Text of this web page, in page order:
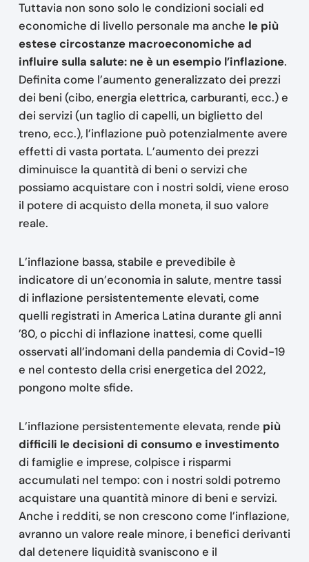
Tuttavia non sono solo le condizioni sociali ed
economiche di livello personale ma anche le più
estese circostanze macroeconomiche ad
influire sulla salute: ne è un esempio l’inflazione.
Definita come l’aumento generalizzato dei prezzi
dei beni (cibo, energia elettrica, carburanti, ecc.) e
dei servizi (un taglio di capelli, un biglietto del
treno, ecc.), l’inflazione può potenzialmente avere
effetti di vasta portata. L’aumento dei prezzi
diminuisce la quantità di beni o servizi che
possiamo acquistare con i nostri soldi, viene eroso
il potere di acquisto della moneta, il suo valore
reale.
L’inflazione bassa, stabile e prevedibile è
indicatore di un’economia in salute, mentre tassi
di inflazione persistentemente elevati, come
quelli registrati in America Latina durante gli anni
’80, o picchi di inflazione inattesi, come quelli
osservati all’indomani della pandemia di Covid-19
e nel contesto della crisi energetica del 2022,
pongono molte sfide.
L’inflazione persistentemente elevata, rende più
difficili le decisioni di consumo e investimento
di famiglie e imprese, colpisce i risparmi
accumulati nel tempo: con i nostri soldi potremo
acquistare una quantità minore di beni e servizi.
Anche i redditi, se non crescono come l’inflazione,
avranno un valore reale minore, i benefici derivanti
dal detenere liquidità svaniscono e il